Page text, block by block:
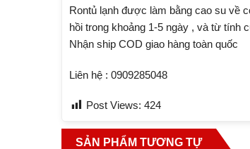
Rontủ lạnh được làm bằng cao su về
hồi trong khoảng 1-5 ngày , và từ tính
Nhận ship COD giao hàng toàn quốc
Liên hệ : 0909285048
Post Views: 424
SẢN PHẨM TƯƠNG TỰ